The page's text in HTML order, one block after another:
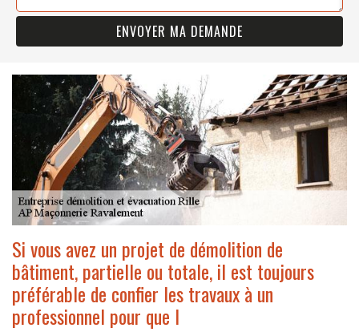
Si vous avez un projet de démolition de
bâtiment, partielle ou totale, il est toujours
préférable de confier les travaux à un
professionnel pour que l